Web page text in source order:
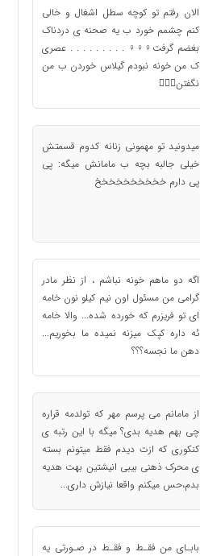
الان رفتم تو کوچه سطل اشغال و خالی
کنم چشمم خورد ب یه صحنه ی دردناک
بغضم گرفت♀♀♀ . . . . . . . . . عصری
ک من خونه نبودم گیلاس خوردن ب من
نگفتن
میدونید تو مهمونی زنانه کدوم قسمتش
خیلی جالبه بچه ب مامانش میگه: پی
پی دارم خخخخخخخخخخ
اگه دو ماهم خونه نباشم ، از نظر مادر
گرامی من مسئول اون نیم کیلو نون خامه
ای تو فریزرم که خورده شده... والا خامه
ئه داره کپک میزنه نمیده ما بخوریم...
دهن ما نجسه؟؟؟
از مامانم می پرسم مهر که تولدمه قراره
چی بهم هدیه بدی؟ میگه با این رتبه ی
کنکوری که ازت دیدم فقط میتونم بسته
ی محرک ذهنی بیبی انیشتین بهت هدیه
بدم،حس میکنم واقعا نیازش داری...
بابـای من فقـط و فقـط در صـورتی یه